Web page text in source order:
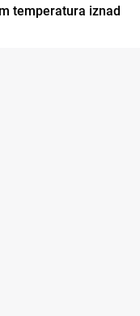
temperatura iznad